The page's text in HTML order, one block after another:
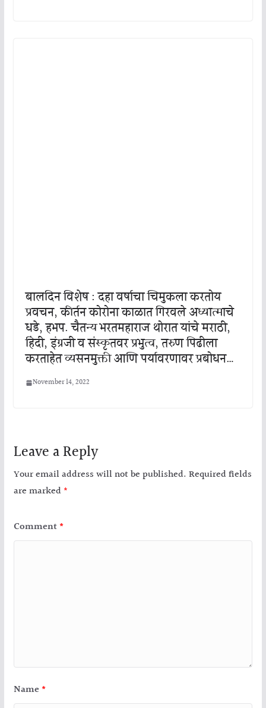
बालदिन विशेष : दहा वर्षाचा चिमुकला करतोय
प्रवचन, कीर्तन कोरोना काळात गिरवले अध्यात्माचे
धडे, हभप. चैतन्य भरतमहाराज थोरात यांचे मराठी,
हिंदी, इंग्रजी व संस्कृतवर प्रभुत्व, तरुण पिढीला
करताहेत व्यसनमुक्ती आणि पर्यावरणावर प्रबोधन…
November 14, 2022
Leave a Reply
Your email address will not be published. Required fields
are marked *
Comment *
Name *